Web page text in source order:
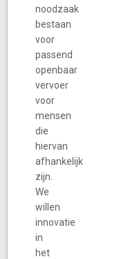
noodzaak
bestaan
voor
passend
openbaar
vervoer
voor
mensen
die
hiervan
afhankelijk
zijn.
We
willen
innovatie
in
het